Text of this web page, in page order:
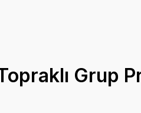
Grup